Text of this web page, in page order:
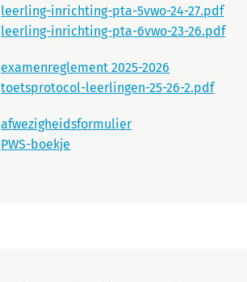
leerling-inrichting-pta-5vwo-24-27.pdf
leerling-inrichting-pta-6vwo-23-26.pdf
examenreglement 2025-2026
toetsprotocol-leerlingen-25-26-2.pdf
afwezigheidsformulier
PWS-boekje